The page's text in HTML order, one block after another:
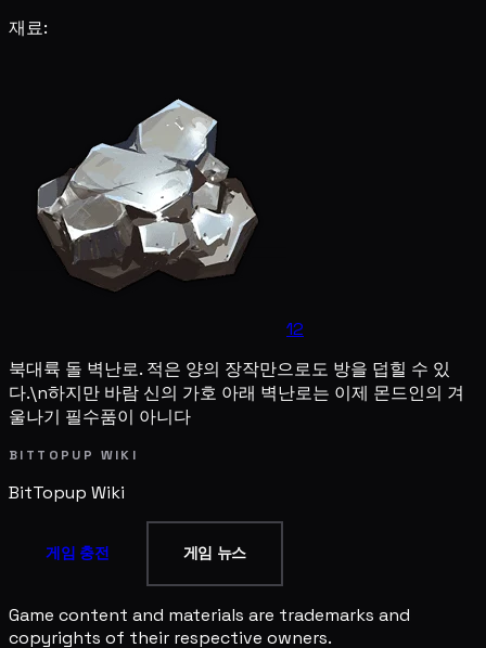
재료:
12
북대륙 돌 벽난로. 적은 양의 장작만으로도 방을 덥힐 수 있
다.\n하지만 바람 신의 가호 아래 벽난로는 이제 몬드인의 겨
울나기 필수품이 아니다
BITTOPUP WIKI
BitTopup Wiki
게임 충전 게임 뉴스
Game content and materials are trademarks and
copyrights of their respective owners.